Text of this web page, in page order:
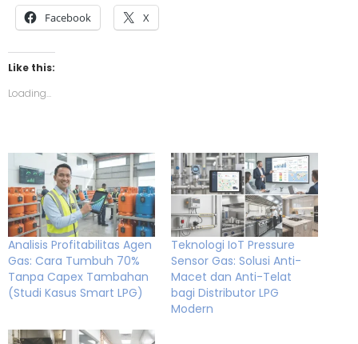
Facebook X
Like this:
Loading...
Analisis Profitabilitas Agen
Gas: Cara Tumbuh 70%
Tanpa Capex Tambahan
(Studi Kasus Smart LPG)
Teknologi IoT Pressure
Sensor Gas: Solusi Anti-
Macet dan Anti-Telat
bagi Distributor LPG
Modern